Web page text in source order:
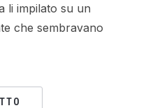
li impilato su un
che sembravano